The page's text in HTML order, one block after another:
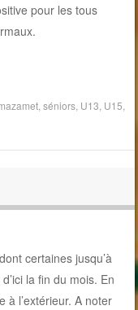
pour les tous
,séniors U13 U15
certaines jusqu’à
la fin du mois. En
à l’extérieur. A noter